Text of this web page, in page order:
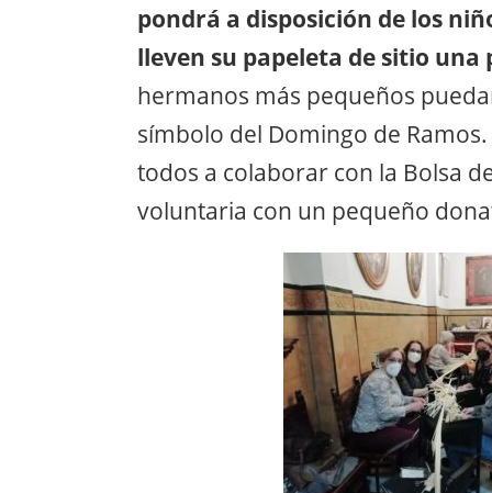
pondrá a disposición de los
lleven su papeleta de sitio una
hermanos más pequeños
símbolo del Domingo de
todos a colaborar con la Bolsa
voluntaria con un pequeño